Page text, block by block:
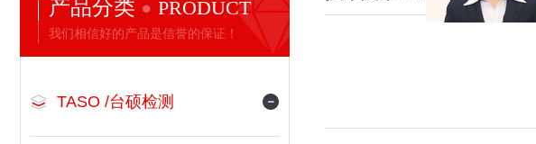
产品分类 PRODUCT
我们相信好的产品是信誉的保证！
TASO /台硕检测